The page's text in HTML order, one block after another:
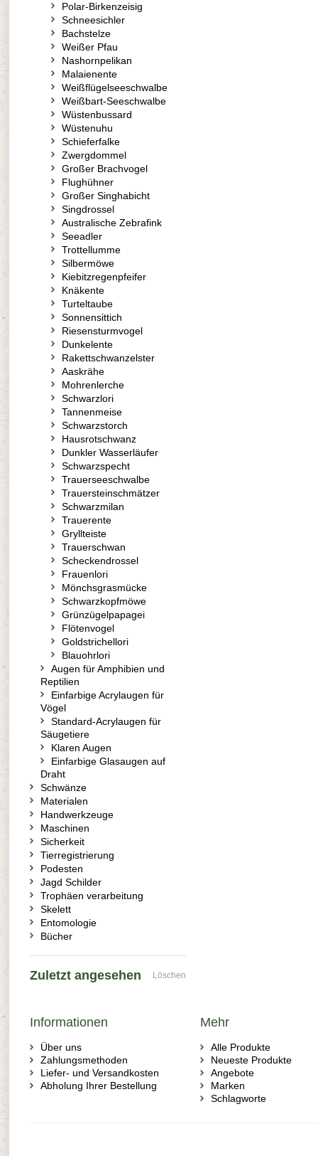
Polar-Birkenzeisig
Schneesichler
Bachstelze
Weißer Pfau
Nashornpelikan
Malaienente
Weißflügelseeschwalbe
Weißbart-Seeschwalbe
Wüstenbussard
Wüstenuhu
Schieferfalke
Zwergdommel
Großer Brachvogel
Flughühner
Großer Singhabicht
Singdrossel
Australische Zebrafink
Seeadler
Trottellumme
Silbermöwe
Kiebitzregenpfeifer
Knäkente
Turteltaube
Sonnensittich
Riesensturmvogel
Dunkelente
Rakettschwanzelster
Aaskrähe
Mohrenlerche
Schwarzlori
Tannenmeise
Schwarzstorch
Hausrotschwanz
Dunkler Wasserläufer
Schwarzspecht
Trauerseeschwalbe
Trauersteinschmätzer
Schwarzmilan
Trauerente
Gryllteiste
Trauerschwan
Scheckendrossel
Frauenlori
Mönchsgrasmücke
Schwarzkopfmöwe
Grünzügelpapagei
Flötenvogel
Goldstrichellori
Blauohrlori
Augen für Amphibien und
Reptilien
Einfarbige Acrylaugen für
Vögel
Standard-Acrylaugen für
Säugetiere
Klaren Augen
Einfarbige Glasaugen auf
Draht
Schwänze
Materialen
Handwerkzeuge
Maschinen
Sicherkeit
Tierregistrierung
Podesten
Jagd Schilder
Trophäen verarbeitung
Skelett
Entomologie
Bücher
Zuletzt angesehen Löschen
Informationen
Über uns
Zahlungsmethoden
Liefer- und Versandkosten
Abholung Ihrer Bestellung
Mehr
Alle Produkte
Neueste Produkte
Angebote
Marken
Schlagworte